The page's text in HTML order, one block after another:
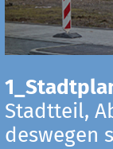
Stadtteil,
deswegen